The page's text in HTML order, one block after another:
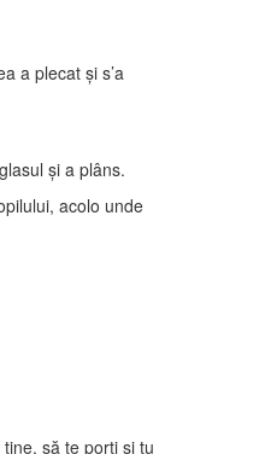
a plecat şi s’a
şi a plâns.
acolo unde
să te porţi şi tu